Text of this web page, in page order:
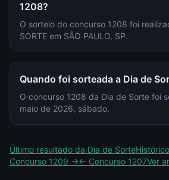
1208?
O sorteio do concurso 1208 foi
SORTE em SÃO PAULO, SP.
Quando foi sorteada a Dia de
O concurso 1208 da Dia de Sorte foi
maio de 2026, sábado.
Último resultado da Dia de Sorte
Concurso 1209 →← Concurso 1207Ver